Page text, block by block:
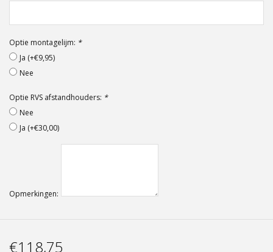
Optie montagelijm: *
Ja (+€9,95)
Nee
Optie RVS afstandhouders: *
Nee
Ja (+€30,00)
Opmerkingen:
€118,75